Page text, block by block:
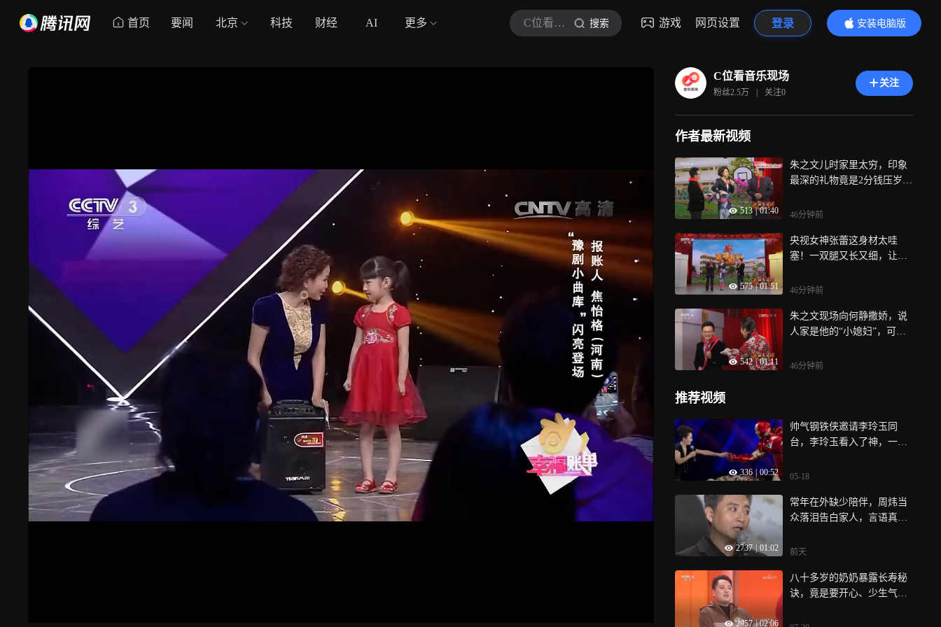
首页 要闻 北京 科技 财经 AI 更多 C位看音乐现场 搜索 游戏 网页设置 登录
安装电脑版
内容更精彩
C位看音乐现场
粉丝2.5万 | 关注0
关注
作者最新视频
513 | 01:40
朱之文儿时家里太穷，印象
最深的礼物竟是2分钱压岁
46分钟前
575 | 01:51
央视女神张蕾这身材太哇
塞！一双腿又长又细，让人
46分钟前
542 | 01:11
朱之文现场向何静撒娇，说
人家是他的“小媳妇”，可把
46分钟前
推荐视频
336 00:52
帅气钢铁侠邀请李玲玉同
台，李玲玉看入了神，一旁
05-18
2737 01:02
常年在外缺少陪伴，周炜当
众落泪告白家人，言语真挚
前天
2957 | 02:06
八十多岁的奶奶暴露长寿秘
诀，竟是要开心、少生气、